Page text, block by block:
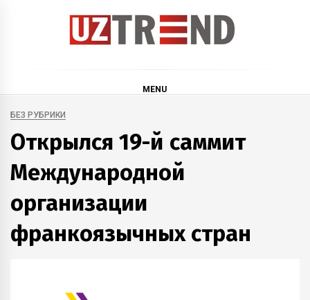
MENU
БЕЗ РУБРИКИ
Открылся 19-й саммит
Международной
организации
франкоязычных стран